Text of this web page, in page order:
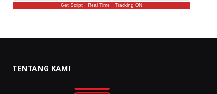
Get Script Real Time Tracking ON
TENTANG KAMI